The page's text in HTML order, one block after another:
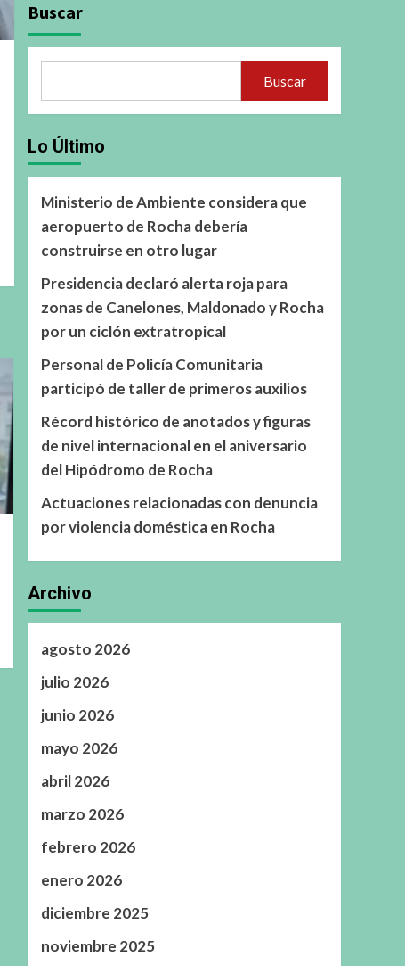
Buscar
Buscar
Lo Último
Ministerio de Ambiente considera que
aeropuerto de Rocha debería
construirse en otro lugar
Presidencia declaró alerta roja para
zonas de Canelones, Maldonado y Rocha
por un ciclón extratropical
Personal de Policía Comunitaria
participó de taller de primeros auxilios
Récord histórico de anotados y figuras
de nivel internacional en el aniversario
del Hipódromo de Rocha
Actuaciones relacionadas con denuncia
por violencia doméstica en Rocha
Archivo
agosto 2026
julio 2026
junio 2026
mayo 2026
abril 2026
marzo 2026
febrero 2026
enero 2026
diciembre 2025
noviembre 2025